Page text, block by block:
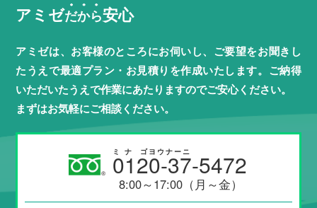
アミゼだから安心
アミゼは、お客様のところにお伺いし、ご要望をお聞きし
たうえで最適プラン・お見積りを作成いたします。ご納得
いただいたうえで作業にあたりますのでご安心ください。
まずはお気軽にご相談ください。
ミ ナ ゴヨウナーニ
0120-37-5472
8:00～17:00（月～金）